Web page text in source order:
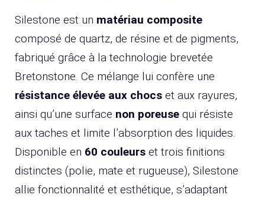
Silestone est un matériau composite
composé de quartz, de résine et de pigments,
fabriqué grâce à la technologie brevetée
Bretonstone. Ce mélange lui confère une
résistance élevée aux chocs et aux rayures,
ainsi qu’une surface non poreuse qui résiste
aux taches et limite l’absorption des liquides.
Disponible en 60 couleurs et trois finitions
distinctes (polie, mate et rugueuse), Silestone
allie fonctionnalité et esthétique, s’adaptant